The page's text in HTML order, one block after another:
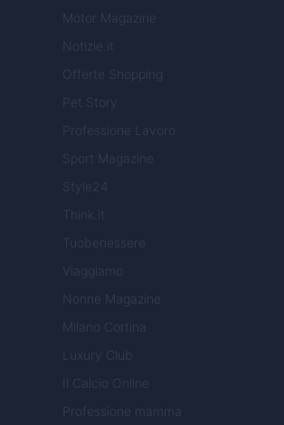
Motor Magazine
Notizie.it
Offerte Shopping
Pet Story
Professione Lavoro
Sport Magazine
Style24
Think.it
Tuobenessere
Viaggiamo
Nonne Magazine
Milano Cortina
Luxury Club
Il Calcio Online
Professione mamma